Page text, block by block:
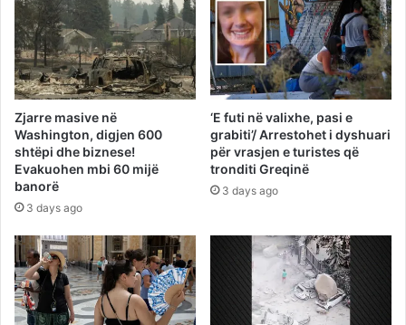
Zjarre masive në
Washington, digjen 600
shtëpi dhe biznese!
Evakuohen mbi 60 mijë
banorë
3 days ago
‘E futi në valixhe, pasi e
grabiti’/ Arrestohet i dyshuari
për vrasjen e turistes që
tronditi Greqinë
3 days ago